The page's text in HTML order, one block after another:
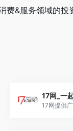
费&服务领域的
17网_一